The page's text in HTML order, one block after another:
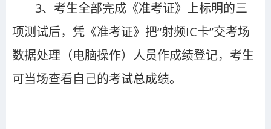
3、考生全部完成《准考证》上标明的三
项测试后，凭《准考证》把“射频IC卡”交考场
数据处理（电脑操作）人员作成绩登记，考生
可当场查看自己的考试总成绩。